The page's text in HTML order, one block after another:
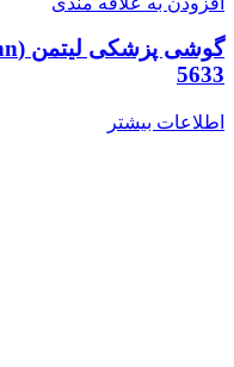
5633
اطلاعات بیشتر